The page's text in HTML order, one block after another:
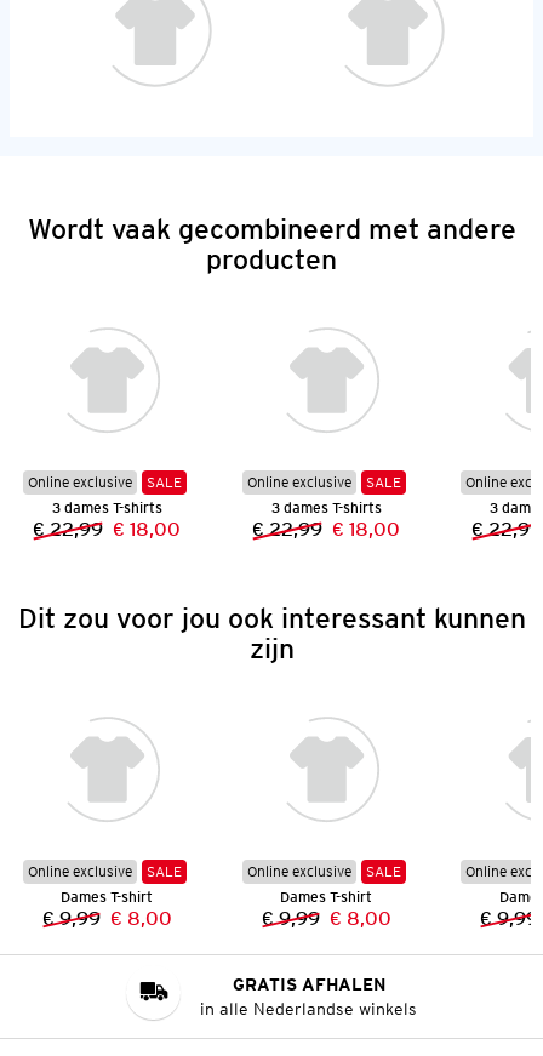
Wordt vaak gecombineerd met andere
producten
Online exclusive
SALE
3 dames T-shirts
Vorige prijs:
€ 22,99 Nieuwe prijs:
€ 18,00
Online exclusive
SALE
3 dames T-shirts
Vorige prijs:
€ 22,99 Nieuwe prijs:
€ 18,00
Online
3
€ 22,99
Dit zou voor jou ook interessant kunnen
zijn
Online exclusive
SALE
Dames T-shirt
Vorige prijs:
€ 9,99 Nieuwe prijs:
€ 8,00
Online exclusive
SALE
Dames T-shirt
Vorige prijs:
€ 9,99 Nieuwe prijs:
€ 8,00
Online
€ 9,99
GRATIS AFHALEN
in alle Nederlandse winkels